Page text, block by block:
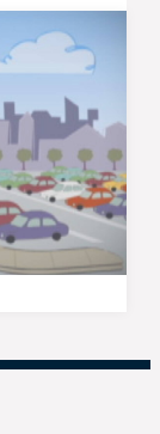
på
til dig